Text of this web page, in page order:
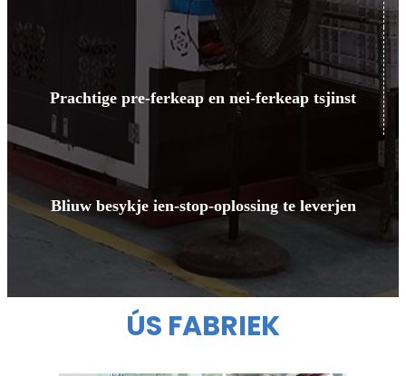
Prachtige pre-ferkeap en nei-ferkeap tsjinst
Bliuw besykje ien-stop-oplossing te leverjen
ÚS FABRIEK